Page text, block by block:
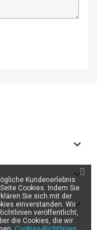



Kundenerlebnis
Cookies. Indem Sie
Sie sich mit der
einverstanden. Wir
veröffentlicht,
die Cookies, die wir